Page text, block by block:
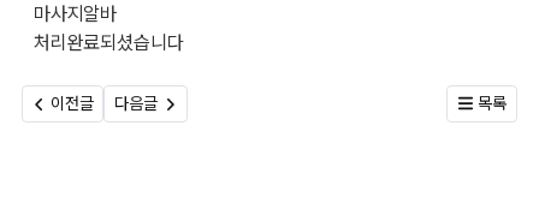
마사지알바
처리완료되셨습니다
이전글 다음글 목록